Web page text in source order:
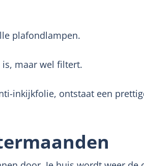
plafondlampen.
maar wel filtert.
inkijkfolie, ontstaat een